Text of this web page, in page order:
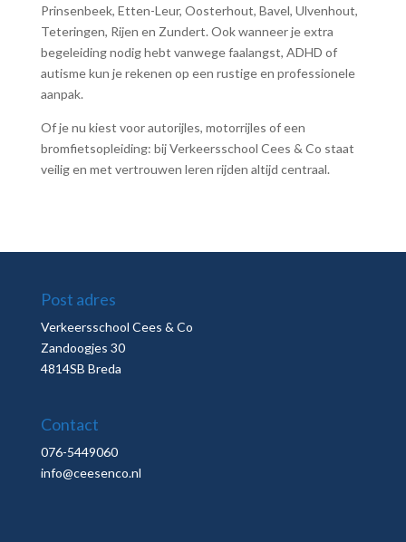
Prinsenbeek, Etten-Leur, Oosterhout, Bavel, Ulvenhout,
Teteringen, Rijen en Zundert. Ook wanneer je extra
begeleiding nodig hebt vanwege faalangst, ADHD of
autisme kun je rekenen op een rustige en professionele
aanpak.
Of je nu kiest voor autorijles, motorrijles of een
bromfietsopleiding: bij Verkeersschool Cees & Co staat
veilig en met vertrouwen leren rijden altijd centraal.
Post adres
Verkeersschool Cees & Co
Zandoogjes 30
4814SB Breda
Contact
076-5449060
info@ceesenco.nl